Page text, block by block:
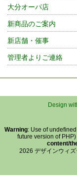
大分オーパ店
新商品のご案内
新店舗・催事
管理者よりご連絡
Design
Warning: Use of
future version of PHP)
content/
2026 デザインウィ